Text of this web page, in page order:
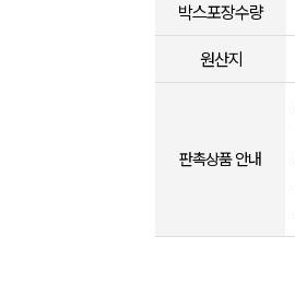
박스포장수량
원산지
판촉상품 안내